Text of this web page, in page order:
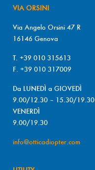
VIA ORSINI
Via Angelo Orsini 47 R
16146 Genova
T. +39 010 315613
F. +39 010 317009
Da LUNEDÌ a GIOVEDÌ
9.00/12.30 – 15.30/19.30
VENERDÌ
9.00/19.30
info@otticadiopter.com